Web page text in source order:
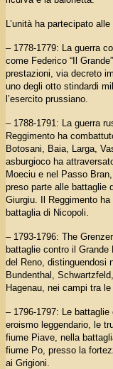
L’unità ha partecipato
– 1778-1779: La guerra
come Federico “Il
prestazioni, via decreto
uno degli otto stindardi
l’esercito prussiano.
– 1788-1791: La guerra
Reggimento ha
Botosani, Baia, Larga,
asburgioco ha
Moeciu e nel Passo
preso parte alle battaglie
Giurgiu. Il Reggimento
battaglia di Nicopoli.
– 1793-1796: The
battaglie contro il
del Reno, distinguendosi
Bundenthal,
Hagenau, nei campi tra
– 1796-1797: Le
eroismo leggendario, le
fiume Piave, nella
fiume Po, presso la
ai Grigioni.